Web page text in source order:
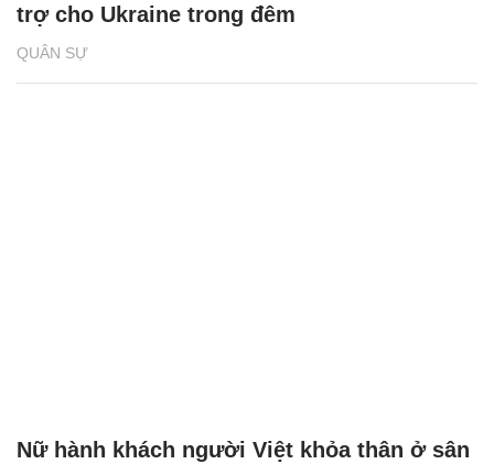
QUÂN SỰ
trợ cho Ukraine trong đêm
Nữ hành khách người Việt khỏa thân ở sân